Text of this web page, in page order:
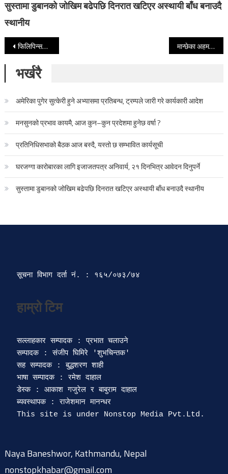
सुस्तामा डुबानको जोखिम बढेपछि दिनरात खटिएर अस्थायी बाँध बनाउदै
स्थानीय
Post navigation
फिलिपिन्समा १५ जना शंकास्पद कम्युनिष्ट विद्रोही मारिए मान्छेका अहम र कामवासनालाई वेवास्ता गर्नु मार्क्सवाद र कम्युनिस्टहरुको ठूलाे कमजोरी
भर्खरै
अमेरिका पुगेर सुत्केरी हुने अभ्यासमा प्रतिबन्ध, ट्रम्पले जारी गरे कार्यकारी आदेश
मनसुनको प्रभाव कायमै, आज कुन–कुन प्रदेशमा हुनेछ वर्षा ?
प्रतिनिधिसभाको बैठक आज बस्दै, यस्तो छ सम्भावित कार्यसूची
घरजग्गा कारोबारका लागि इजाजतपत्र अनिवार्य, २१ दिनभित्र आवेदन दिनुपर्ने
सुस्तामा डुबानको जोखिम बढेपछि दिनरात खटिएर अस्थायी बाँध बनाउदै स्थानीय
सूचना विभाग दर्ता‍ नं. : १६५/०७३/७४
हाम्रो टिम
सल्लाहकार सम्पादक : प्रभात चलाउने
सम्पादक : संजीप घिमिरे 'शुभचिन्तक'
सह सम्पादक : बुद्धशरण शाही
भाषा सम्पादक : रमेश दाहाल
डेस्क : आकाश गजुरेल र बाबुराम दाहाल
ब्यवस्थापक : राजेशमान मानन्धर
Naya Baneshwor, Kathmandu, Nepal
nonstopkhabar@gmail.com